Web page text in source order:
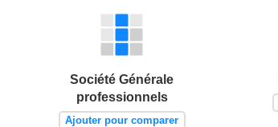
Société Générale
professionnels
Ajouter pour comparer